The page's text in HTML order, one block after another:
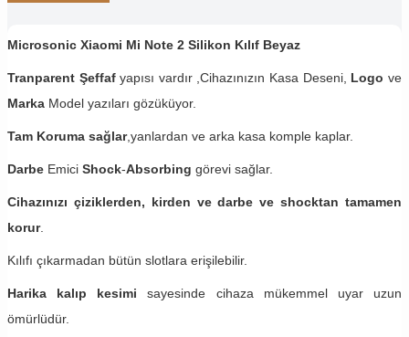
Microsonic Xiaomi Mi Note 2 Silikon Kılıf Beyaz
Tranparent Şeffafyapısı vardır ,Cihazınızın Kasa Deseni, Logo ve
Marka Model yazıları gözüküyor.
Tam Koruma sağlar,yanlardan ve arka kasa komple kaplar.
Darbe Emici Shock-Absorbing görevi sağlar.
Cihazınızı çiziklerden, kirden ve darbe ve shocktan tamamen
korur.
Kılıfı çıkarmadan bütün slotlara erişilebilir.
Harika kalıp kesimi sayesinde cihaza mükemmel uyar uzun
ömürlüdür.